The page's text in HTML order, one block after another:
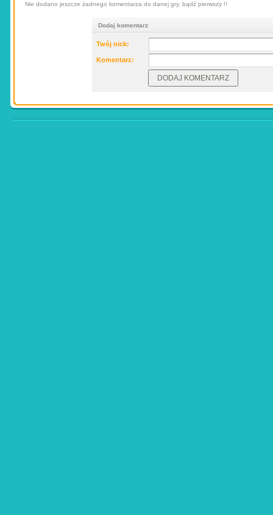
Nie dodano jeszcze żadnego komentarza do danej gry, bądź pierwszy !!
Dodaj komentarz
Twój nick:
Komentarz: